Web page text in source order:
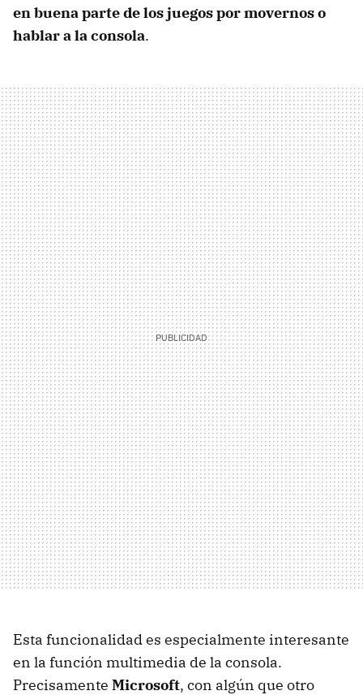
en buena parte de los juegos por movernos o
hablar a la consola.
Esta funcionalidad es especialmente interesante
en la función multimedia de la consola.
Precisamente Microsoft, con algún que otro